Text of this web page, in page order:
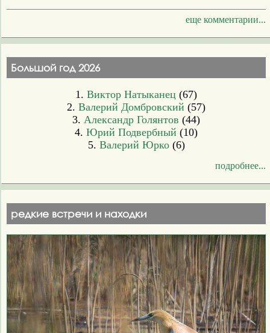
еще комментарии...
Большой год 2026
1. Виктор Натыканец (67)
2. Валерий Домбровский (57)
3. Александр Голянтов (44)
4. Юрий Подвербный (10)
5. Валерий Юрко(6)
подробнее...
редкие встречи и находки